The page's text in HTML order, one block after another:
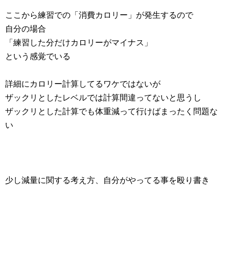
ここから練習での「消費カロリー」が発生するので
自分の場合
「練習した分だけカロリーがマイナス」
という感覚でいる
詳細にカロリー計算してるワケではないが
ザックリとしたレベルでは計算間違ってないと思うし
ザックリとした計算でも体重減って行けばまったく問題な
い
少し減量に関する考え方、自分がやってる事を殴り書き